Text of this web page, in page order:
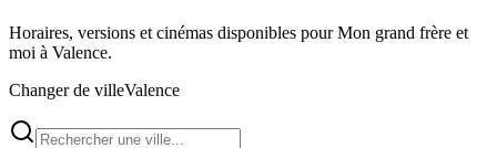
Horaires, versions et cinémas disponibles pour Mon grand frère et
moi à Valence.
Changer de villeValence